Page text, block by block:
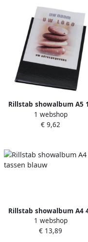
Rillstab showalbum A5
tassen zwart
1 webshop
€ 9,62
Rillstab showalbum A4
tassen blauw
1 webshop
€ 13,89